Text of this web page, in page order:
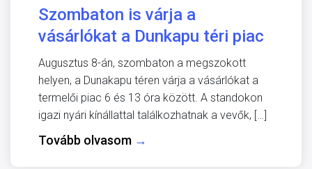
Szombaton is várja a
vásárlókat a Dunkapu téri piac
Augusztus 8-án, szombaton a megszokott
helyen, a Dunakapu téren várja a vásárlókat a
termelői piac 6 és 13 óra között. A standokon
igazi nyári kínállattal találkozhatnak a vevők, […]
Tovább olvasom →